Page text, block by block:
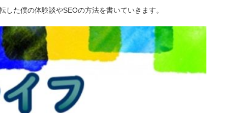
た僕の体験談やSEOの方法を書いていきます。